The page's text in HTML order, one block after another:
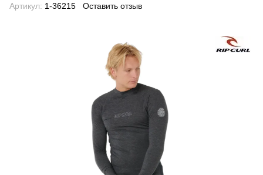
Артикул: 1-36215 Оставить отзыв